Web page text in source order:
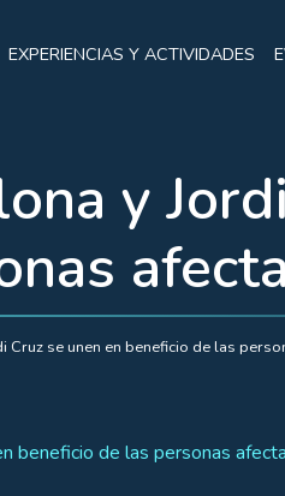
EXPERIENCIAS Y ACTIVIDADES
y
Cruz se unen en beneficio de las
beneficio de las personas